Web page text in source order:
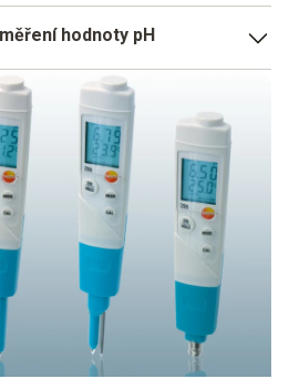
hodnoty pH
pH umožňují klasifikovat
zásaditý nebo neutrální a
změny barvy testovacího
znamená kyselý, modré
charakter. Zelená znamená
jednotlivým vlastnostem jsou